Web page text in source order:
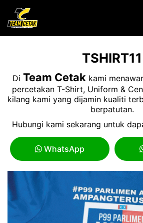
TSHIRT11
Di Team Cetak kami
percetakan T-Shirt, Uniform &
kilang kami yang dijamin kualiti
berpatutan.
Hubungi kami sekarang untuk
WhatsApp